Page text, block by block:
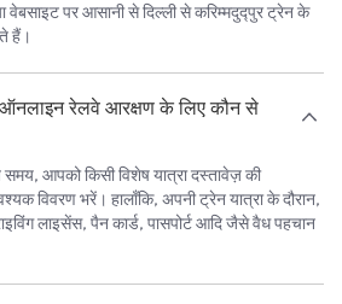
पर आसानी से दिल्ली से करिम्मदुद्पुर ट्रेन के
हैं।
ऑनलाइन रेलवे आरक्षण के लिए कौन से
आपको किसी विशेष यात्रा दस्तावेज़ की
विवरण भरें। हालाँकि, अपनी ट्रेन यात्रा के दौरान,
लाइसेंस, पैन कार्ड, पासपोर्ट आदि जैसे वैध पहचान